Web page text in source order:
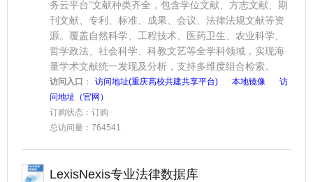
务云平台”文献种类齐全，包含学位文献、方志文献、期
刊文献、专利、标准、成果、会议、法律法规文献等资
源。覆盖自然科学、工程技术、医药卫生、农业科学、
哲学政法、社会科学、科教文艺等全学科领域，实现海
量学术文献统一发现及分析，支持多维度组合检索。
访问入口 ： 访问地址(重庆高校共建共享平台) 本地镜像
访
问地址（官网）
订购状态：订购
总访问量：764541
LexisNexis专业法律数据库